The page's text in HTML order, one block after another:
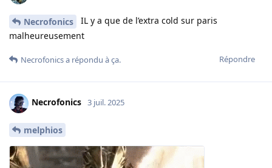
Necrofonics
IL y a que de l’extra cold sur paris
malheureusement
Répondre
Necrofonicsa répondu à ça.
Necrofonics 3 juil. 2025
melphios